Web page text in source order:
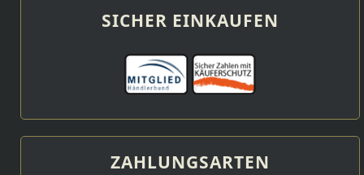
SICHER EINKAUFEN
ZAHLUNGSARTEN